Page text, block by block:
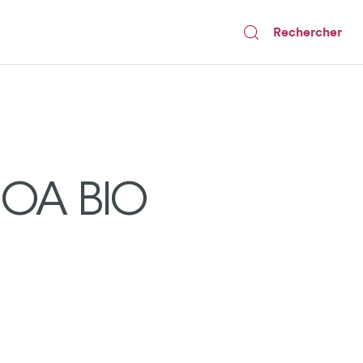
Rechercher
BIO